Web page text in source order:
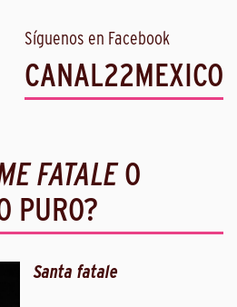
Síguenos en Facebook
CANAL22MEXICO
FATALEO
PURO?
Santa fatale